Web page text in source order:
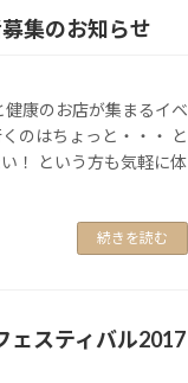
集のお知らせ
康のお店が集まるイベ
のはちょっと・・・ と
！ という方も気軽に体
続きを読む
ェスティバル2017